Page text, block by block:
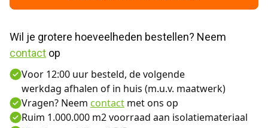
contact op
Voor 12:00 uur besteld, de volgende
werkdag afhalen of in huis (m.u.v. maatwerk)
Vragen? Neem contact met ons op
Ruim 1.000.000 m2 voorraad aan isolatiemateriaal